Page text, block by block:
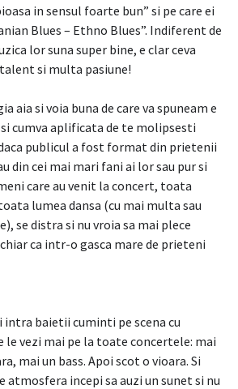
in sensul foarte bun” si pe care ei
Blues – Ethno Blues”. Indiferent de
lor suna super bine, e clar ceva
si multa pasiune!
aia si voia buna de care va spuneam e
cumva aplificata de te molipsesti
publicul a fost format din prietenii
din cei mai mari fani ai lor sau pur si
care au venit la concert, toata
lumea dansa (cu mai multa sau
se distra si nu vroia sa mai plece
ca intr-o gasca mare de prieteni
intra baietii cuminti pe scena cu
le vezi mai pe la toate concertele: mai
mai un bass. Apoi scot o vioara. Si
atmosfera incepi sa auzi un sunet si nu